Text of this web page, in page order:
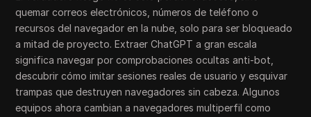
quemar correos electrónicos, números de teléfono o
recursos del navegador en la nube, solo para ser bloqueado
a mitad de proyecto. Extraer ChatGPT a gran escala
significa navegar por comprobaciones ocultas anti-bot,
descubrir cómo imitar sesiones reales de usuario y esquivar
trampas que destruyen navegadores sin cabeza. Algunos
equipos ahora cambian a navegadores multiperfil como